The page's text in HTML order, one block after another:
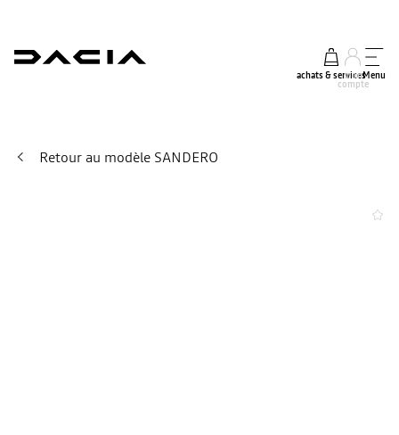
achats & services
mon
compte
Menu
Retour au modèle SANDERO